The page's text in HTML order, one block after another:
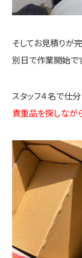
そしてお見積りが
別日で作業開始で
スタッフ４名で仕
貴重品を探しなが